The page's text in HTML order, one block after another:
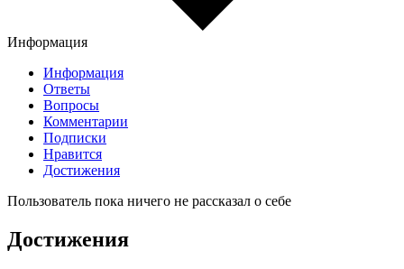
Информация
Информация
Ответы
Вопросы
Комментарии
Подписки
Нравится
Достижения
Пользователь пока ничего не рассказал о себе
Достижения